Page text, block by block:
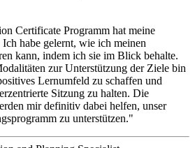
Certificate Programm hat meine
habe gelernt, wie ich meinen
kann, indem ich sie im Blick behalte.
zur Unterstützung der Ziele bin
Lernumfeld zu schaffen und
Sitzung zu halten. Die
mir definitiv dabei helfen, unser
zu unterstützen."